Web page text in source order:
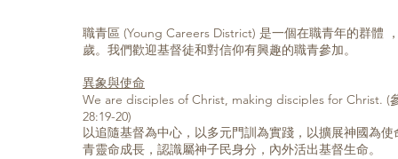
職青區 (Young Careers District) 是一個在職青年的群體
歲。我們歡迎基督徒和對信仰有興趣的職青參加。
異象與使命
We are disciples of Christ, making disciples for Christ. (
28:19-20)
以追隨基督為中心，以多元門訓為實踐，以擴展神國為使
青靈命成長，認識屬神子民身分，內外活出基督生命。